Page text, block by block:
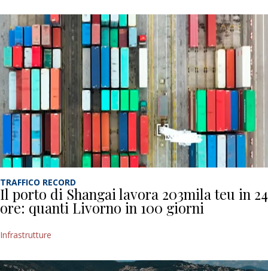
TRAFFICO RECORD
Il porto di Shangai lavora 203mila teu in 24
ore: quanti Livorno in 100 giorni
Infrastrutture